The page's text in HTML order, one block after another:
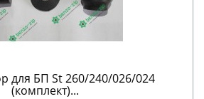
для БП St 260/240/026/024
(комплект)...